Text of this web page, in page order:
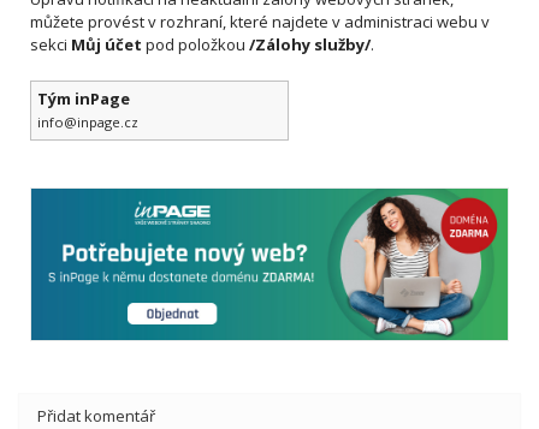
můžete provést v rozhraní, které najdete v administraci webu v
sekci Můj účet pod položkou /Zálohy služby/.
Tým inPage
info@inpage.cz
Přidat komentář